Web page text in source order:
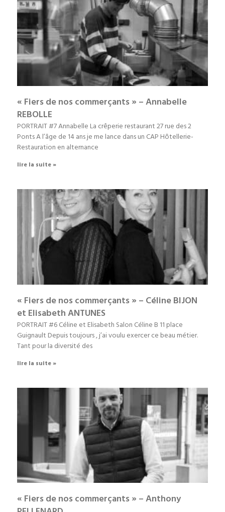
« Fiers de nos commerçants » – Annabelle
REBOLLE
PORTRAIT #7 Annabelle La crêperie restaurant 27 rue des 2
Ponts A l’âge de 14 ans je me lance dans un CAP Hôtellerie-
Restauration en alternance
lire la suite »
« Fiers de nos commerçants » – Céline BIJON
et Elisabeth ANTUNES
PORTRAIT #6 Céline et Elisabeth Salon Céline B 11 place
Guignault Depuis toujours , j’ai voulu exercer ce beau métier.
Tant pour la diversité des
lire la suite »
« Fiers de nos commerçants » – Anthony